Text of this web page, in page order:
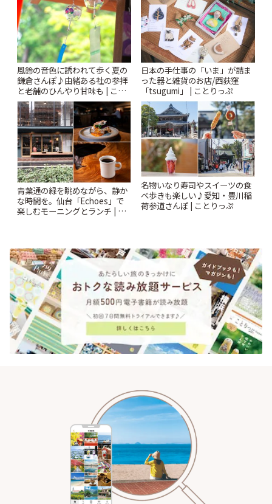
風鈴の音色に誘われて歩く夏の
鎌倉さんぽ♪由緒ある社の参拝
と老舗のひんやり甘味も | こと
りっぷ
日本の手仕事の「いま」が詰ま
った器と雑貨のお店/西荻窪
「tsugumi」 | ことりっぷ
青葉通の緑を眺めながら、静か
な時間を。仙台「Echoes」で
楽しむモーニングとランチ | こ
名物いなり寿司やスイーツの食
べ歩きも楽しい♪愛知・豊川稲
荷参道さんぽ | ことりっぷ